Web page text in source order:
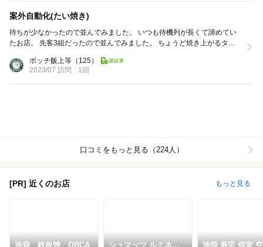
案外自動化(たい焼き)
待ちが少なかったので並んでみました。 いつも待機列が長くて諦めてい
たお店。 先客3組だったので並んでみました。 ちょうど焼き上がるタイ
ボッチ飯上等 （125）
2023/07 訪問
1回
口コミをもっと見る（224人）
[PR] 近くのお店 もっと見る
池袋 鉄板焼 ORCA
シュマッツ ルミネ池
池袋 寿司 個室 空